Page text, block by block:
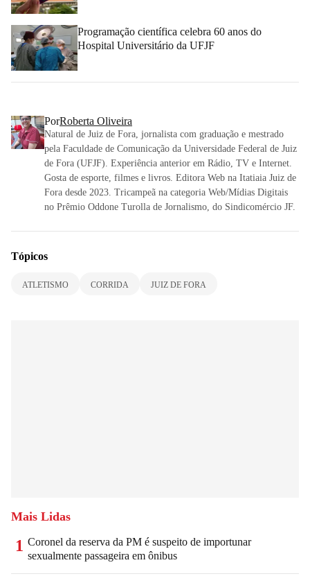
Programação científica celebra 60 anos do
Hospital Universitário da UFJF
PorRoberta Oliveira
Natural de Juiz de Fora, jornalista com graduação e mestrado
pela Faculdade de Comunicação da Universidade Federal de Juiz
de Fora (UFJF). Experiência anterior em Rádio, TV e Internet.
Gosta de esporte, filmes e livros. Editora Web na Itatiaia Juiz de
Fora desde 2023. Tricampeã na categoria Web/Mídias Digitais
no Prêmio Oddone Turolla de Jornalismo, do Sindicomércio JF.
Tópicos
ATLETISMO CORRIDA JUIZ DE FORA
Mais Lidas
1 Coronel da reserva da PM é suspeito de importunar
sexualmente passageira em ônibus